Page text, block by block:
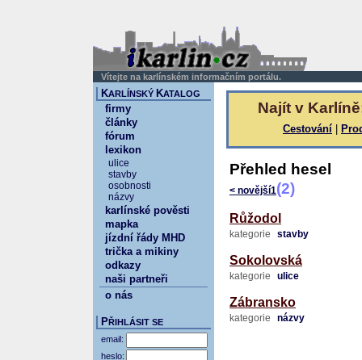
Vítejte na karlínském informačním portálu.
Najít v
Cestování
Přehled hesel
< novější1(2)
Růžodol
kategorie stavby
Sokolovská
kategorie ulice
Zábransko
kategorie názvy
KARLÍNSKÝ KATALOG
firmy
články
fórum
lexikon
ulice
stavby
osobnosti
názvy
karlínské pověsti
mapka
jízdní řády MHD
trička a mikiny
odkazy
naši partneři
o nás
PŘIHLÁSIT SE
email:
heslo: